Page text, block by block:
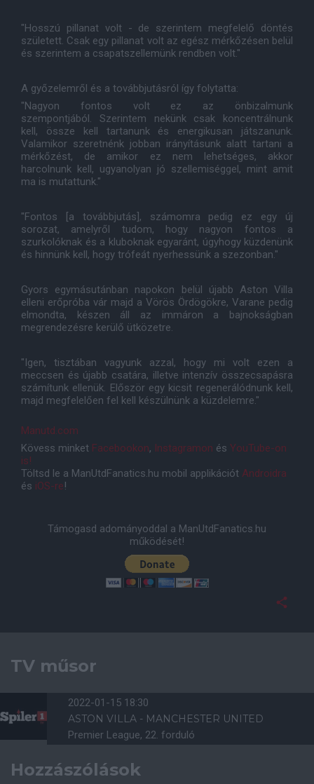
"Hosszú pillanat volt - de szerintem megfelelő döntés
született. Csak egy pillanat volt az egész mérkőzésen belül
és szerintem a csapatszellemünk rendben volt."
A győzelemről és a továbbjutásról így folytatta:
"Nagyon fontos volt ez az önbizalmunk
szempontjából. Szerintem nekünk csak koncentrálnunk
kell, össze kell tartanunk és energikusan játszanunk.
Valamikor szeretnénk jobban irányításunk alatt tartani a
mérkőzést, de amikor ez nem lehetséges, akkor
harcolnunk kell, ugyanolyan jó szellemiséggel, mint amit
ma is mutattunk."
"Fontos [a továbbjutás], számomra pedig ez egy új
sorozat, amelyről tudom, hogy nagyon fontos a
szurkolóknak és a kluboknak egyaránt, úgyhogy küzdenünk
és hinnünk kell, hogy trófeát nyerhessünk a szezonban."
Gyors egymásutánban napokon belül újabb Aston Villa
elleni erőpróba vár majd a Vörös Ördögökre, Varane pedig
elmondta, készen áll az immáron a bajnokságban
megrendezésre kerülő ütközetre.
"Igen, tisztában vagyunk azzal, hogy mi volt ezen a
meccsen és újabb csatára, illetve intenzív összecsapásra
számítunk ellenük. Először egy kicsit regenerálódnunk kell,
majd megfelelően fel kell készülnünk a küzdelemre."
Manutd.com
Kövess minket Facebookon, Instagramon és YouTube-on
is!
Töltsd le a ManUtdFanatics.hu mobil applikációt Androidra
és iOS-re!
Támogasd adományoddal a ManUtdFanatics.hu
működését!
TV műsor
2022-01-15 18:30
ASTON VILLA - MANCHESTER UNITED
Premier League, 22. forduló
Hozzászólások